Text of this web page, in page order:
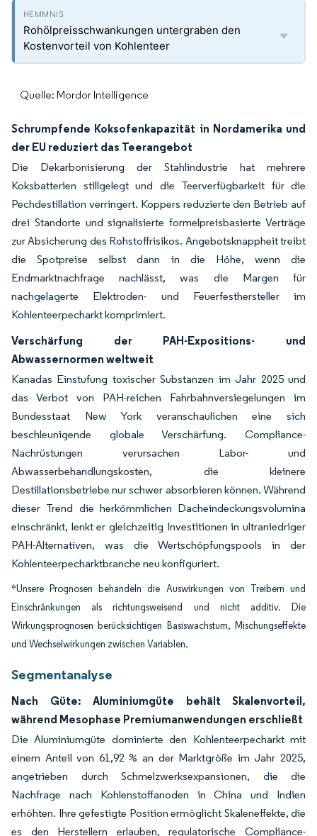
Rohölpreisschwankungen untergraben den
Kostenvorteil von Kohlenteer
Quelle: Mordor Intelligence
Schrumpfende Koksofenkapazität in Nordamerika und
der EU reduziert das Teerangebot
Die Dekarbonisierung der Stahlindustrie hat mehrere
Koksbatterien stillgelegt und die Teerverfügbarkeit für die
Pechdestillation verringert. Koppers reduzierte den Betrieb auf
drei Standorte und signalisierte formelpreisbasierte Verträge
zur Absicherung des Rohstoffrisikos. Angebotsknappheit treibt
die Spotpreise selbst dann in die Höhe, wenn die
Endmarktnachfrage nachlässt, was die Margen für
nachgelagerte Elektroden- und Feuerfesthersteller im
Kohlenteerpecharkt komprimiert.
Verschärfung der PAH-Expositions- und
Abwassernormen weltweit
Kanadas Einstufung toxischer Substanzen im Jahr 2025 und
das Verbot von PAH-reichen Fahrbahnversiegelungen im
Bundesstaat New York veranschaulichen eine sich
beschleunigende globale Verschärfung. Compliance-
Nachrüstungen verursachen Labor- und
Abwasserbehandlungskosten, die kleinere
Destillationsbetriebe nur schwer absorbieren können. Während
dieser Trend die herkömmlichen Dacheindeckungsvolumina
einschränkt, lenkt er gleichzeitig Investitionen in ultraniedriger
PAH-Alternativen, was die Wertschöpfungspools in der
Kohlenteerpecharktbranche neu konfiguriert.
*Unsere Prognosen behandeln die Auswirkungen von Treibern und
Einschränkungen als richtungsweisend und nicht additiv. Die
Wirkungsprognosen berücksichtigen Basiswachstum, Mischungseffekte
und Wechselwirkungen zwischen Variablen.
Segmentanalyse
Nach Güte: Aluminiumgüte behält Skalenvorteil,
während Mesophase Premiumanwendungen erschließt
Die Aluminiumgüte dominierte den Kohlenteerpecharkt mit
einem Anteil von 61,92 % an der Marktgröße im Jahr 2025,
angetrieben durch Schmelzwerksexpansionen, die die
Nachfrage nach Kohlenstoffanoden in China und Indien
erhöhten. Ihre gefestigte Position ermöglicht Skaleneffekte, die
es den Herstellern erlauben, regulatorische Compliance-